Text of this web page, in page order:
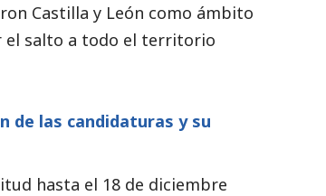
Castilla y León como ámbito
el salto a todo el territorio
de las candidaturas y su
hasta el 18 de diciembre